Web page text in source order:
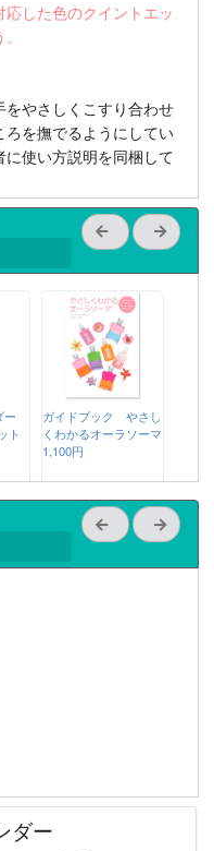
した色のクイントエッ
やさしくこすり合わせ
を撫でるようにしてい
使い方説明を同梱して
ー
ト
ガイドブック やさし
くわかるオーラソーマ
1,100円
ダー